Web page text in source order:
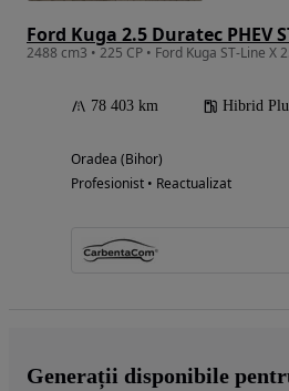
Ford Kuga 2.5 Duratec PHEV
78 403 km Hibrid
Oradea (Bihor)
Profesionist • Reactualizat
Generații disponibile